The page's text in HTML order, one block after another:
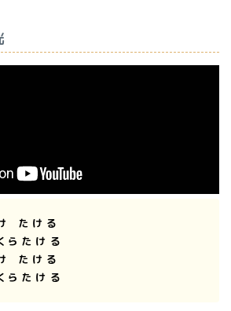
た け る
ら た け る
た け る
ら た け る